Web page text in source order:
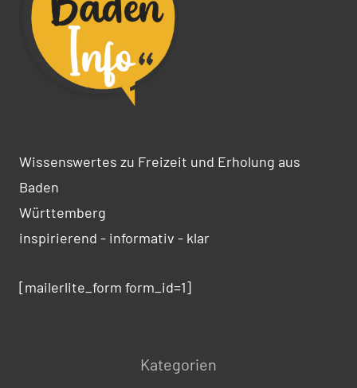
Wissenswertes zu Freizeit und Erholung aus
Baden
Württemberg
inspirierend - informativ - klar
[mailerlite_form form_id=1]
Kategorien